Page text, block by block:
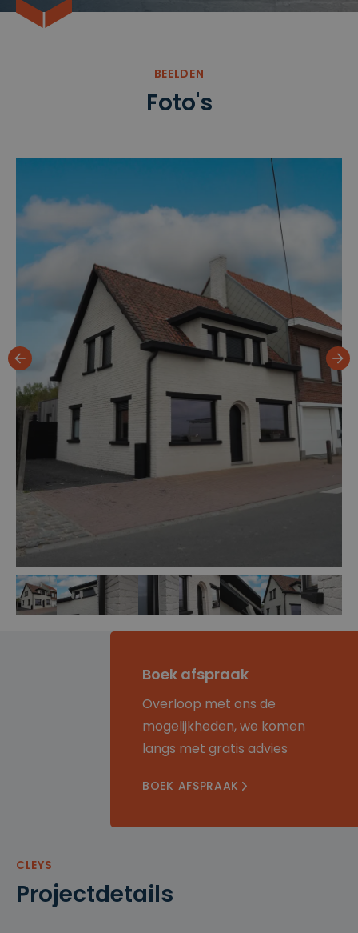
BEELDEN
Foto's
Boek afspraak
Overloop met ons de
mogelijkheden, we komen
langs met gratis advies
BOEK AFSPRAAK
CLEYS
Projectdetails